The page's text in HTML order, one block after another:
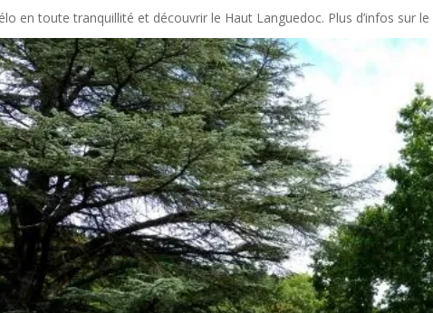
en toute tranquillité et découvrir le Haut Languedoc. Plus d’infos sur le